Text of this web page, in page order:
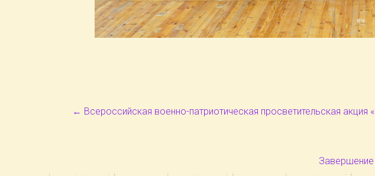
← Всероссийская военно-патриотическая просветительская
Завершение